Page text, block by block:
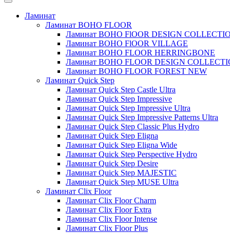
Ламинат
Ламинат BOHO FLOOR
Ламинат BOHO FlOOR DESIGN
Ламинат BOHO FlOOR VILLAGE
Ламинат BOHO FLOOR HERRINGBONE
Ламинат BOHO FLOOR DESIGN
Ламинат BOHO FLOOR FOREST NEW
Ламинат Quick Step
Ламинат Quick Step Castle Ultra
Ламинат Quick Step Impressive
Ламинат Quick Step Impressive Ultra
Ламинат Quick Step Impressive Patterns Ultra
Ламинат Quick Step Classic Plus Hydro
Ламинат Quick Step Eligna
Ламинат Quick Step Eligna Wide
Ламинат Quick Step Perspective Hydro
Ламинат Quick Step Desire
Ламинат Quick Step MAJESTIC
Ламинат Quick Step MUSE Ultra
Ламинат Clix Floor
Ламинат Clix Floor Charm
Ламинат Clix Floor Extra
Ламинат Clix Floor Intense
Ламинат Clix Floor Plus